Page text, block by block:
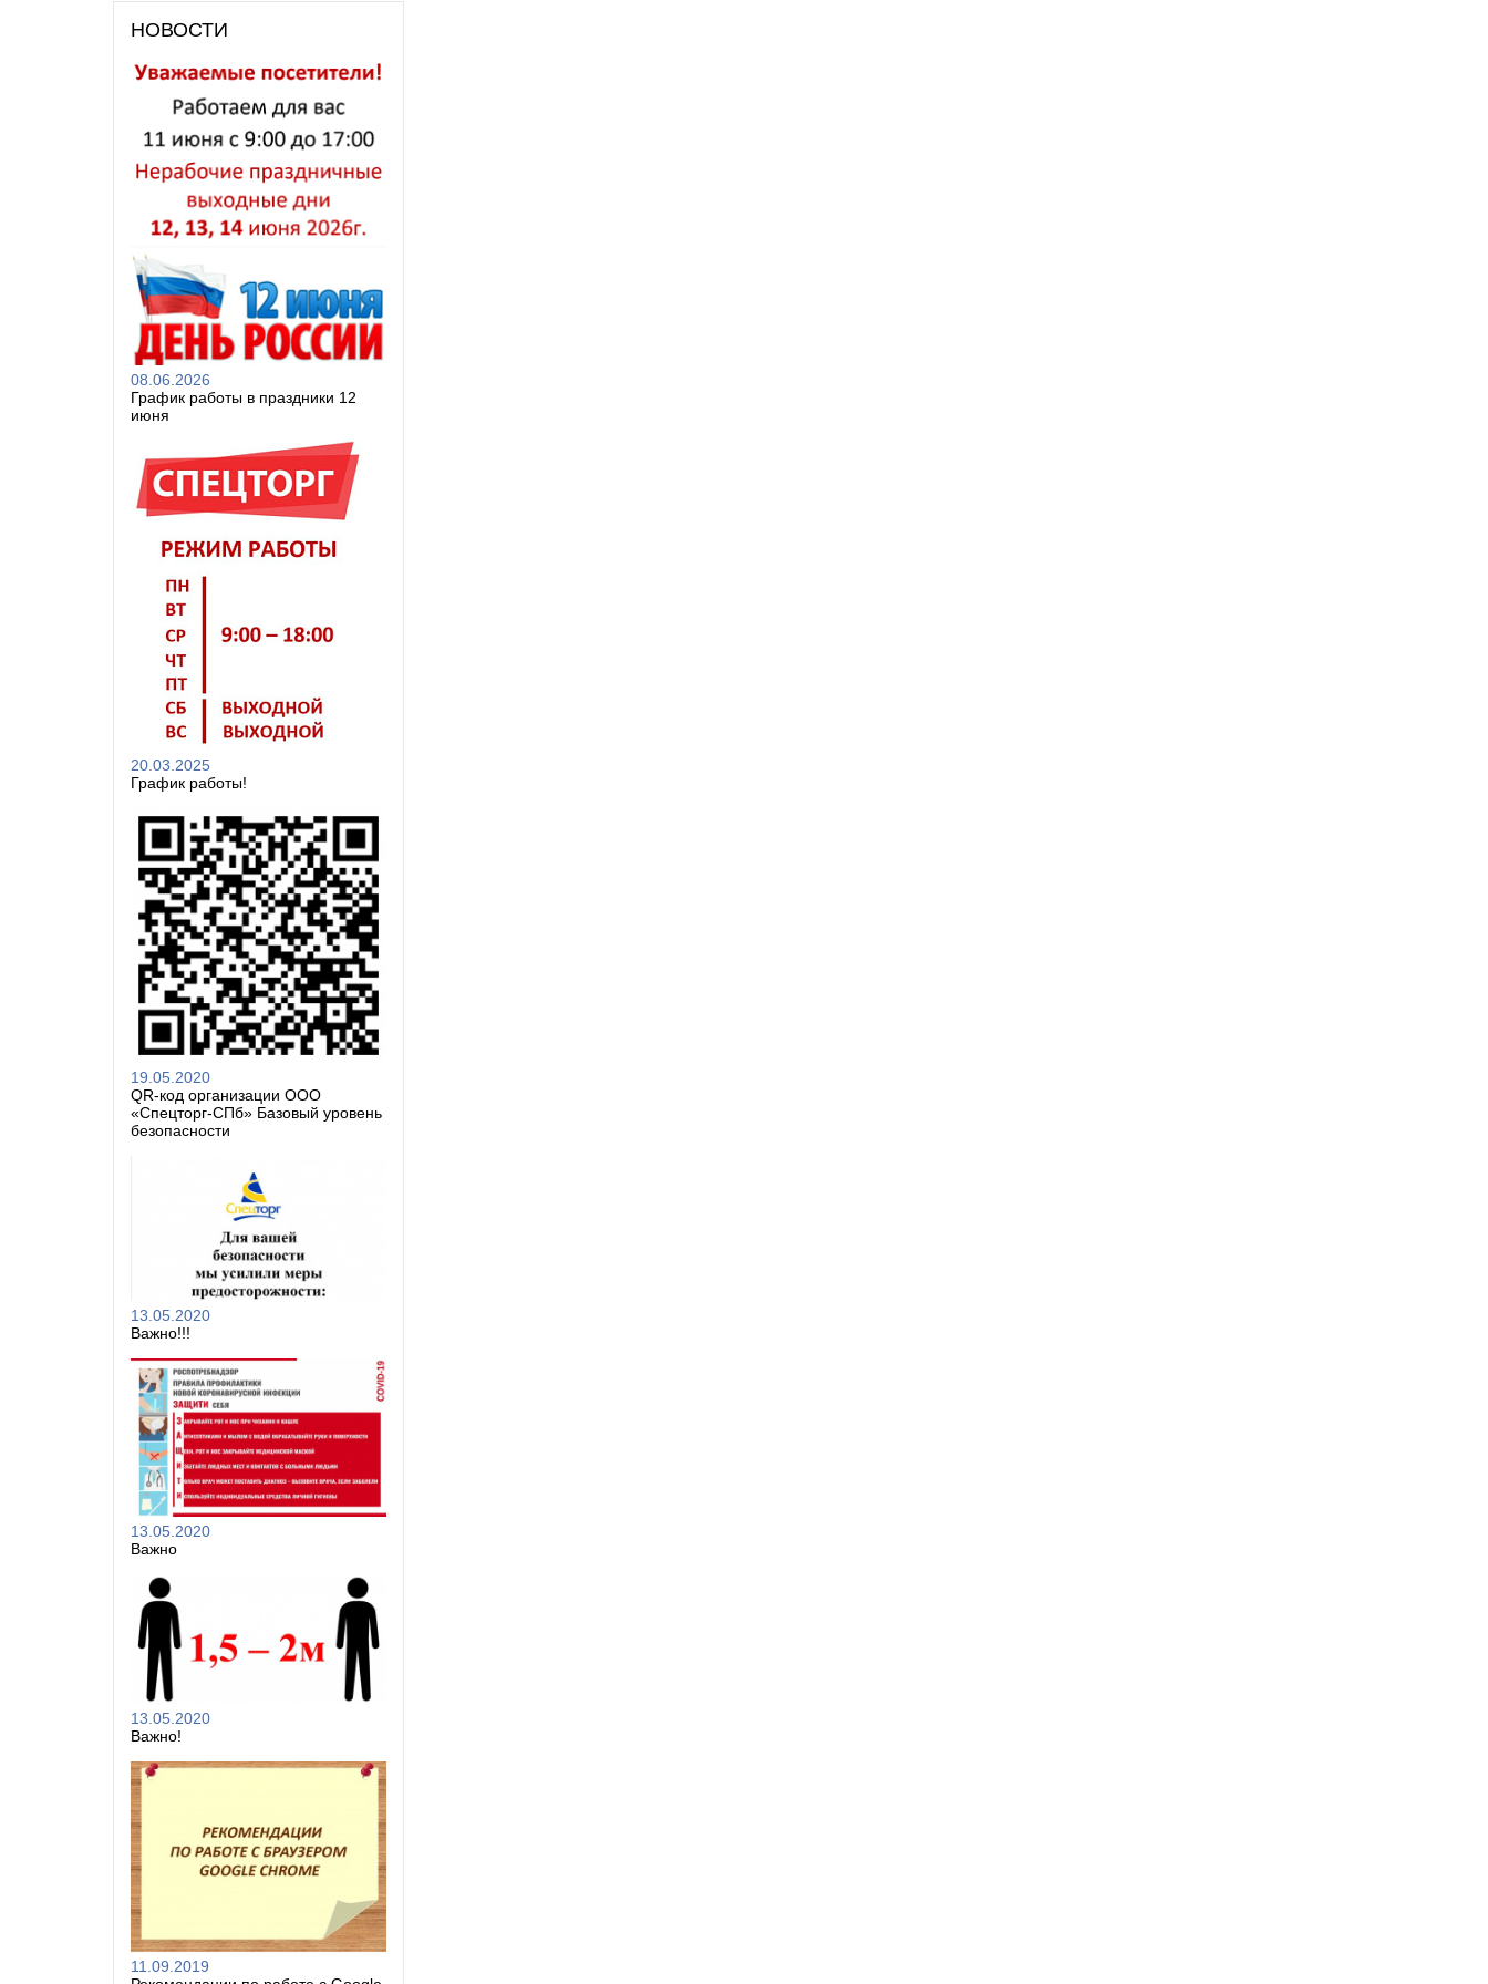
НОВОСТИ
08.06.2026
График работы в праздники 12
июня
20.03.2025
График работы!
19.05.2020
QR-код организации ООО
«Спецторг-СПб» Базовый уровень
безопасности
13.05.2020
Важно!!!
13.05.2020
Важно
13.05.2020
Важно!
11.09.2019